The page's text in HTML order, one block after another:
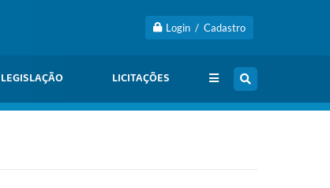
Login / Cadastro
LEGISLAÇÃO LICITAÇÕES